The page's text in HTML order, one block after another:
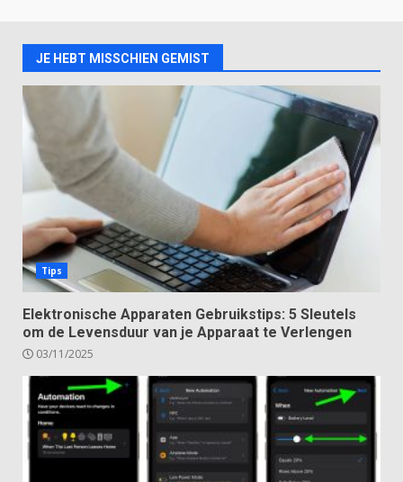
JE HEBT MISSCHIEN GEMIST
Tips
Elektronische Apparaten Gebruikstips: 5 Sleutels
om de Levensduur van je Apparaat te Verlengen
03/11/2025